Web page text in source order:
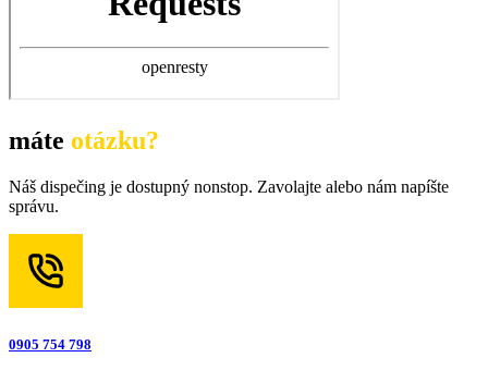
máte otázku?
Náš dispečing je dostupný nonstop. Zavolajte alebo nám napíšte
správu.
0905 754 798